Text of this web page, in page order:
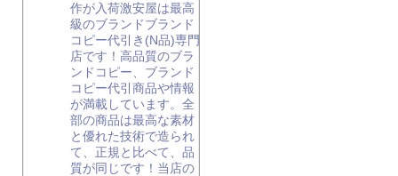
作が入荷激安屋は最高
級のブランドブランド
コピー代引き(N品)専門
店です！高品質のブラ
ンドコピー、ブランド
コピー代引商品や情報
が満載しています。全
部の商品は最高な素材
と優れた技術で造られ
て、正規と比べて、品
質が同じです！当店の